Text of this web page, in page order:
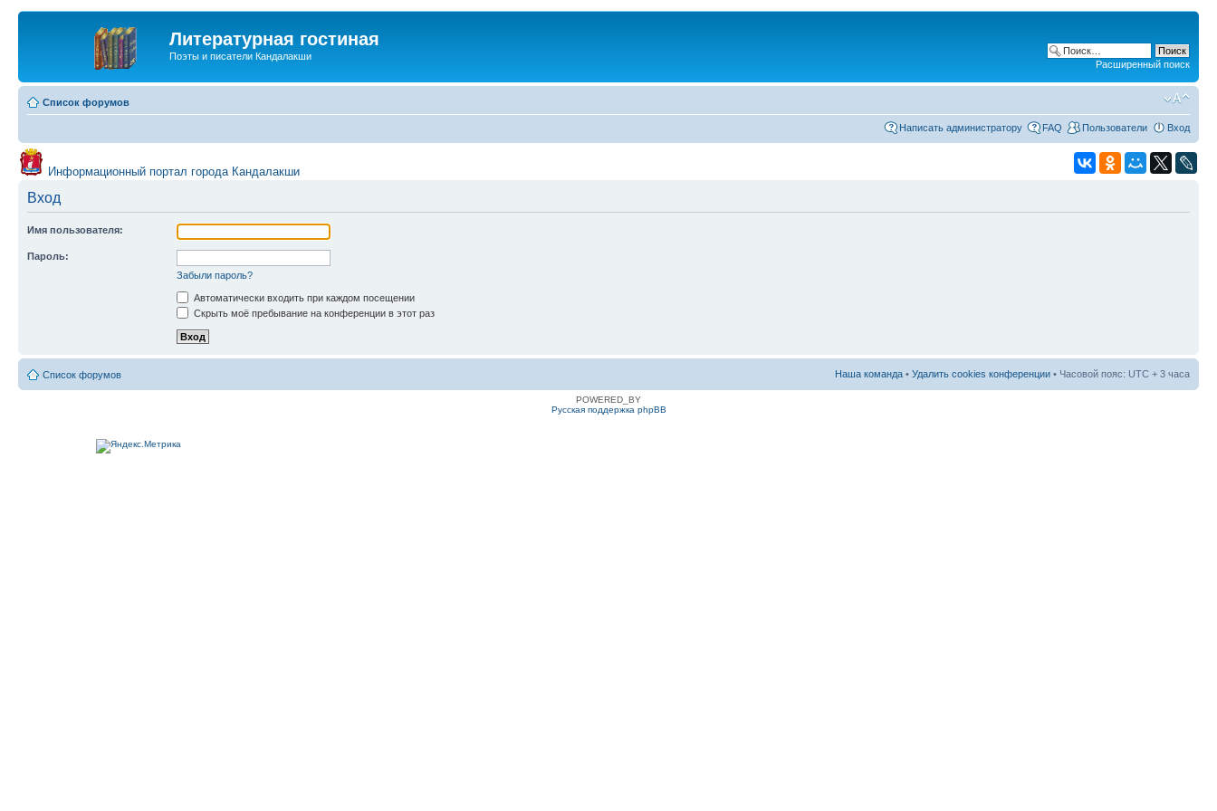
Литературная гостиная
Поэты и писатели Кандалакши
Расширенный поиск
Список форумов
Написать администратору FAQ Пользователи Вход
Информационный портал города Кандалакши
Вход
Имя пользователя:
Пароль:
Забыли пароль?
Автоматически входить при каждом посещении
Скрыть моё пребывание на конференции в этот раз
Список форумов Наша команда • Удалить cookies конференции • Часовой пояс: UTC + 3 часа
POWERED_BY
Русская поддержка phpBB